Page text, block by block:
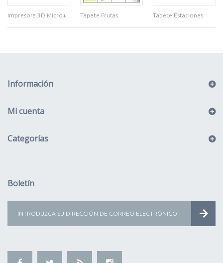
Impresora 3D Micro+ Tapete Frutas Tapete Estaciones
Información
Mi cuenta
Categorías
Boletín